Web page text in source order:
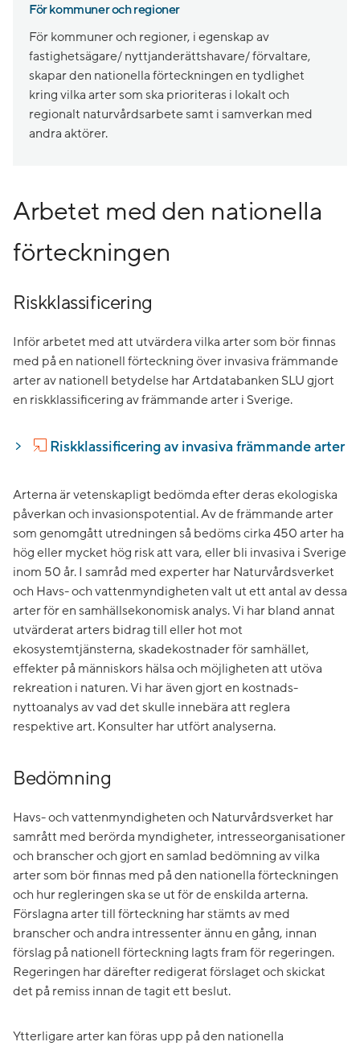
För kommuner och regioner
För kommuner och regioner, i egenskap av
fastighetsägare/ nyttjanderättshavare/ förvaltare,
skapar den nationella förteckningen en tydlighet
kring vilka arter som ska prioriteras i lokalt och
regionalt naturvårdsarbete samt i samverkan med
andra aktörer.
Arbetet med den nationella
förteckningen
Riskklassificering
Inför arbetet med att utvärdera vilka arter som bör finnas
med på en nationell förteckning över invasiva främmande
arter av nationell betydelse har Artdatabanken SLU gjort
en riskklassificering av främmande arter i Sverige.
Riskklassificering av invasiva främmande arter
Arterna är vetenskapligt bedömda efter deras ekologiska
påverkan och invasionspotential. Av de främmande arter
som genomgått utredningen så bedöms cirka 450 arter ha
hög eller mycket hög risk att vara, eller bli invasiva i Sverige
inom 50 år. I samråd med experter har Naturvårdsverket
och Havs- och vattenmyndigheten valt ut ett antal av dessa
arter för en samhällsekonomisk analys. Vi har bland annat
utvärderat arters bidrag till eller hot mot
ekosystemtjänsterna, skadekostnader för samhället,
effekter på människors hälsa och möjligheten att utöva
rekreation i naturen. Vi har även gjort en kostnads-
nyttoanalys av vad det skulle innebära att reglera
respektive art. Konsulter har utfört analyserna.
Bedömning
Havs- och vattenmyndigheten och Naturvårdsverket har
samrått med berörda myndigheter, intresseorganisationer
och branscher och gjort en samlad bedömning av vilka
arter som bör finnas med på den nationella förteckningen
och hur regleringen ska se ut för de enskilda arterna.
Förslagna arter till förteckning har stämts av med
branscher och andra intressenter ännu en gång, innan
förslag på nationell förteckning lagts fram för regeringen.
Regeringen har därefter redigerat förslaget och skickat
det på remiss innan de tagit ett beslut.
Ytterligare arter kan föras upp på den nationella